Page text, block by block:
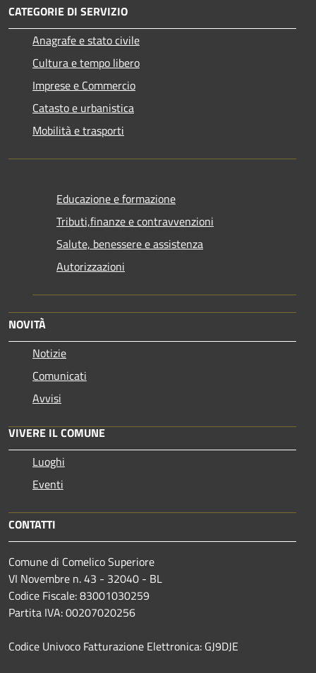
CATEGORIE DI SERVIZIO
Anagrafe e stato civile
Cultura e tempo libero
Imprese e Commercio
Catasto e urbanistica
Mobilità e trasporti
Educazione e formazione
Tributi,finanze e contravvenzioni
Salute, benessere e assistenza
Autorizzazioni
NOVITÀ
Notizie
Comunicati
Avvisi
VIVERE IL COMUNE
Luoghi
Eventi
CONTATTI
Comune di Comelico Superiore
VI Novembre n. 43 - 32040 - BL
Codice Fiscale: 83001030259
Partita IVA: 00207020256
Codice Univoco Fatturazione Elettronica: GJ9DJE